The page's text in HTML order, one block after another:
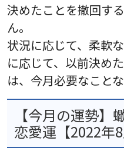
決めたことを撤回す
ん。
状況に応じて、柔軟
に応じて、以前決め
は、今月必要なことな
【今月の運勢】
恋愛運【2022年8